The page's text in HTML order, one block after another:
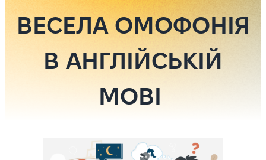
ВЕСЕЛА ОМОФОНІЯ
В АНГЛІЙСЬКІЙ
МОВІ